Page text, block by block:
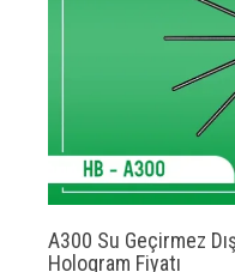
A300 Su Geçirmez
Hologram Fiyatı